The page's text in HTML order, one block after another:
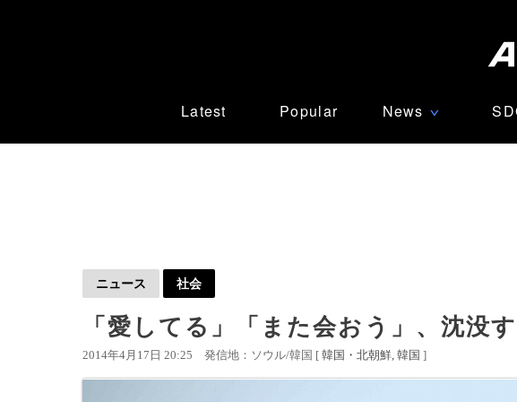
Latest Popular News ∨
ニュース 社会
「愛してる」「また会おう」、沈没
2014年4月17日 20:25 発信地：ソウル/韓国 [ 韓国・北朝鮮 韓国 ]